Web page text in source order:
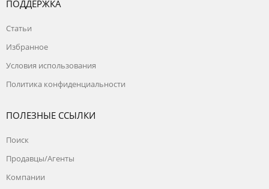
ПОДДЕРЖКА
Статьи
Избранное
Условия использования
Политика конфиденциальности
ПОЛЕЗНЫЕ ССЫЛКИ
Поиск
Продавцы/Агенты
Компании